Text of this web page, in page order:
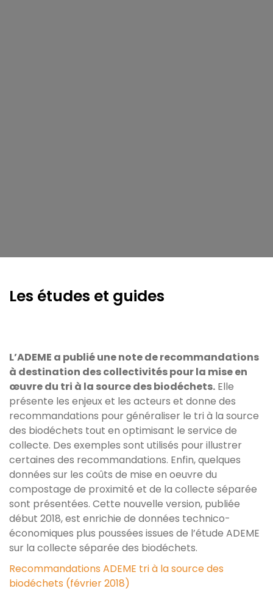
Les études et guides
L’ADEME a publié une note de recommandations
à destination des collectivités pour la mise en
œuvre du tri à la source des biodéchets. Elle
présente les enjeux et les acteurs et donne des
recommandations pour généraliser le tri à la source
des biodéchets tout en optimisant le service de
collecte. Des exemples sont utilisés pour illustrer
certaines des recommandations. Enfin, quelques
données sur les coûts de mise en oeuvre du
compostage de proximité et de la collecte séparée
sont présentées. Cette nouvelle version, publiée
début 2018, est enrichie de données technico-
économiques plus poussées issues de l’étude ADEME
sur la collecte séparée des biodéchets.
Recommandations ADEME tri à la source des
biodéchets (février 2018)